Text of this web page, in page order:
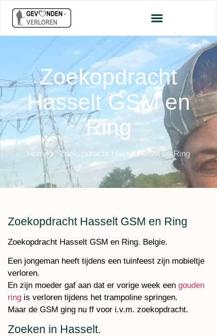
Zoekopdracht
Hasselt GSM en
Ring
Home Zoekopdracht Hasselt GSM en Ring
Zoekopdracht Hasselt GSM en Ring
Zoekopdracht Hasselt GSM en Ring. Belgie.
Een jongeman heeft tijdens een tuinfeest zijn mobieltje
verloren.
En zijn moeder gaf aan dat er vorige week een gouden
ring is verloren tijdens het trampoline springen.
Maar de GSM ging nu ff voor i.v.m. zoekopdracht.
Zoeken in Hasselt.